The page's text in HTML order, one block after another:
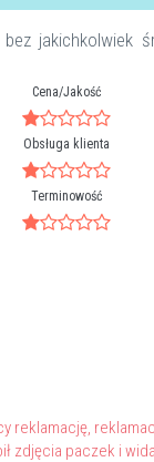
jakichkolwiek
Cena/Jakość
Obsługa klienta
Terminowość
reklamację,
zdjęcia paczek i